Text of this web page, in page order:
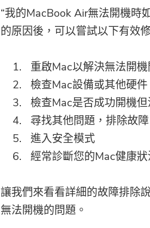
“我的MacBook Air無法開機時
的原因後，可以嘗試以下有效
重啟Mac以解決無法開
檢查Mac設備或其他硬
檢查Mac是否成功開機
尋找其他問題，排除故障
進入安全模式
經常診斷您的Mac健康
讓我們來看看詳細的故障排除
無法開機的問題。
請輸入有效的